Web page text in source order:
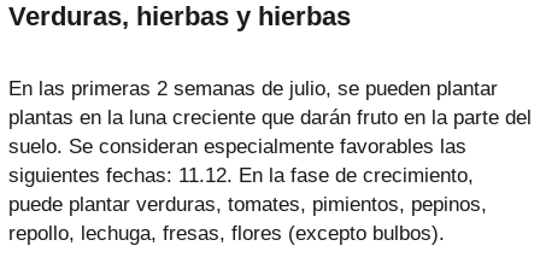
Verduras, hierbas y hierbas
En las primeras 2 semanas de julio, se pueden plantar
plantas en la luna creciente que darán fruto en la parte del
suelo. Se consideran especialmente favorables las
siguientes fechas: 11.12. En la fase de crecimiento,
puede plantar verduras, tomates, pimientos, pepinos,
repollo, lechuga, fresas, flores (excepto bulbos).